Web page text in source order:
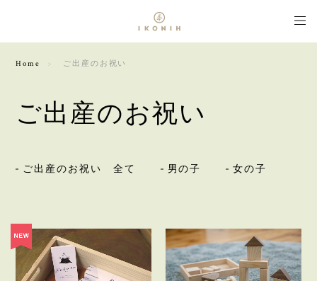
Home ご出産のお祝い
ご出産のお祝い
ご出産のお祝い 全て 男の子 女の子